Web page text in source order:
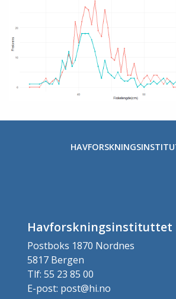
Havforskningsinstituttet
Postboks 1870 Nordnes
5817 Bergen
Tlf: 55 23 85 00
E-post: post@hi.no